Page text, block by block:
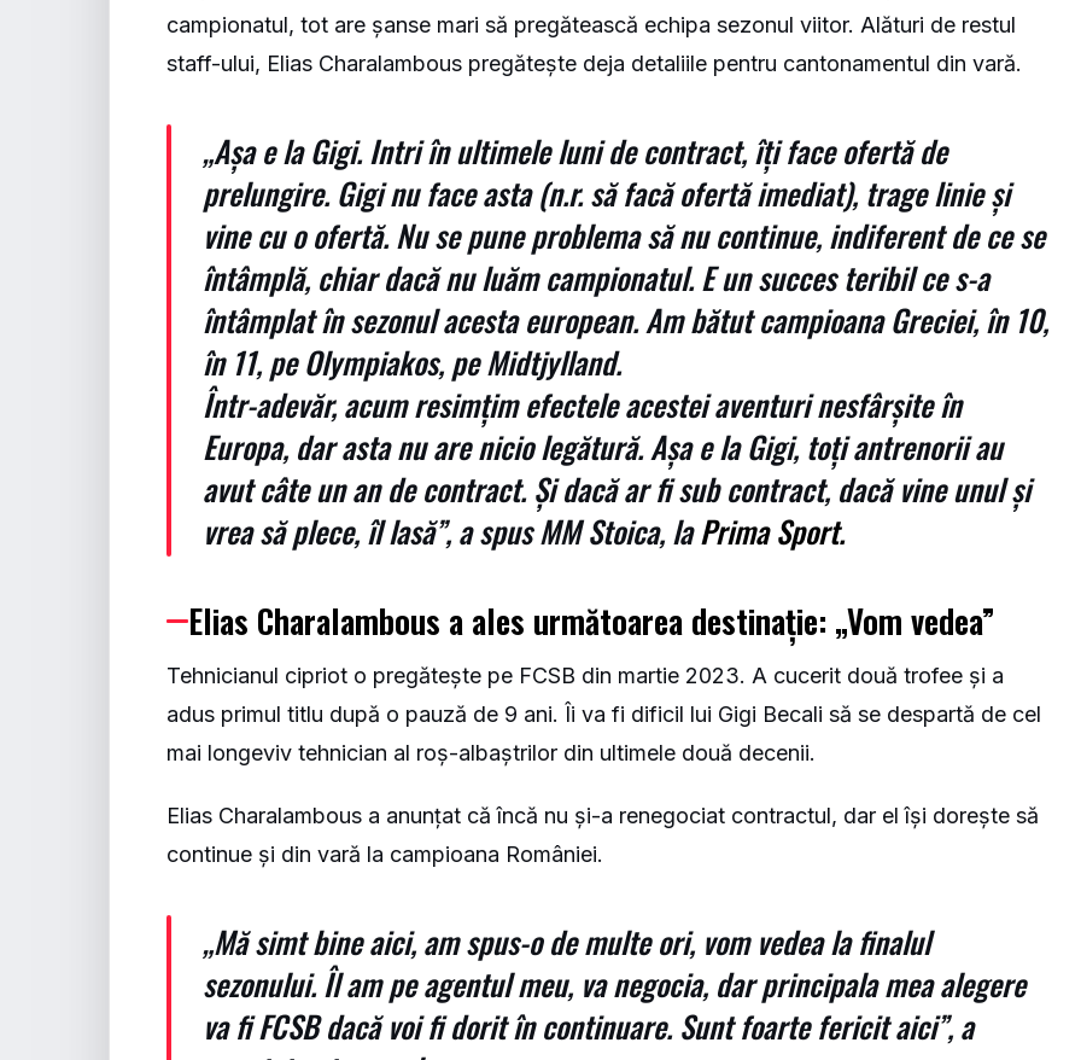
campionatul, tot are șanse mari să pregătească echipa sezonul viitor. Alături de restul
staff-ului, Elias Charalambous pregătește deja detaliile pentru cantonamentul din vară.
„Așa e la Gigi. Intri în ultimele luni de contract, îți face ofertă de
prelungire. Gigi nu face asta (n.r. să facă ofertă imediat), trage linie și
vine cu o ofertă. Nu se pune problema să nu continue, indiferent de ce se
întâmplă, chiar dacă nu luăm campionatul. E un succes teribil ce s-a
întâmplat în sezonul acesta european. Am bătut campioana Greciei, în 10,
în 11, pe Olympiakos, pe Midtjylland.
Într-adevăr, acum resimțim efectele acestei aventuri nesfârșite în
Europa, dar asta nu are nicio legătură. Așa e la Gigi, toți antrenorii au
avut câte un an de contract. Și dacă ar fi sub contract, dacă vine unul și
vrea să plece, îl lasă”, a spus MM Stoica, laPrima Sport.
Elias Charalambous a ales următoarea destinație: „Vom vedea”
Tehnicianul cipriot o pregătește pe FCSB din martie 2023. A cucerit două trofee și a
adus primul titlu după o pauză de 9 ani. Îi va fi dificil lui Gigi Becali să se despartă de cel
mai longeviv tehnician al roș-albaștrilor din ultimele două decenii.
Elias Charalambous a anunțat că încă nu și-a renegociat contractul, dar el își dorește să
continue și din vară la campioana României.
„Mă simt bine aici, am spus-o de multe ori, vom vedea la finalul
sezonului. Îl am pe agentul meu, va negocia, dar principala mea alegere
va fi FCSB dacă voi fi dorit în continuare. Sunt foarte fericit aici”, a